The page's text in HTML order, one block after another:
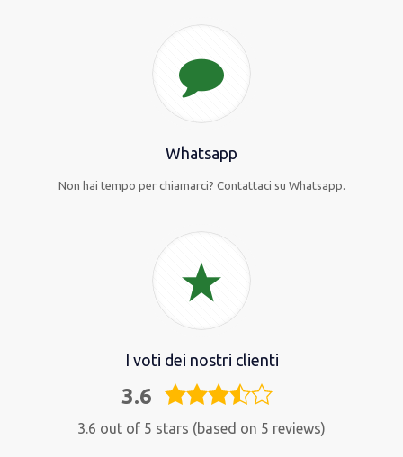
Whatsapp
Non hai tempo per chiamarci? Contattaci su Whatsapp.
I voti dei nostri clienti
3.6
3,6
3.6 out of 5 stars (based on 5 reviews)